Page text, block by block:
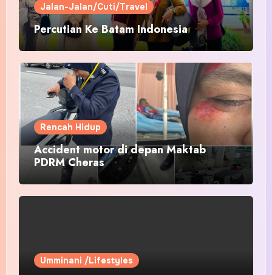
Jalan-Jalan/Cuti/Travel
Percutian Ke Batam Indonesia
Rencah Hidup
Accident motor di depan Maktab
PDRM Cheras
Umminani /Lifestyles